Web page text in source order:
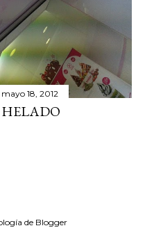
mayo 18, 2012
HELADO
de Blogger